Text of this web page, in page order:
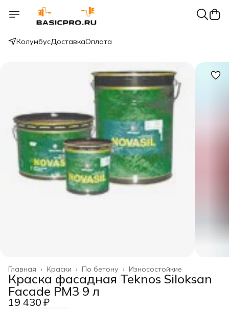
КолумбусДоставкаОплата
Износостойкие
По бетону ›
Краски ›
Главная ›
Краска фасадная Teknos Siloksan
Facade PM3 9 л
19 430 ₽